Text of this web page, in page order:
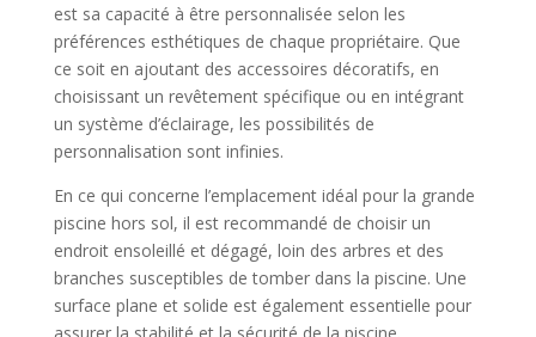
est sa capacité à être personnalisée selon les
préférences esthétiques de chaque propriétaire. Que
ce soit en ajoutant des accessoires décoratifs, en
choisissant un revêtement spécifique ou en intégrant
un système d’éclairage, les possibilités de
personnalisation sont infinies.
En ce qui concerne l’emplacement idéal pour la grande
piscine hors sol, il est recommandé de choisir un
endroit ensoleillé et dégagé, loin des arbres et des
branches susceptibles de tomber dans la piscine. Une
surface plane et solide est également essentielle pour